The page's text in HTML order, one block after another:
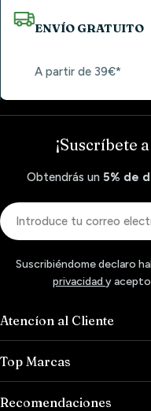
ENVÍO GRATUITO
A partir de 39€*
¡Suscríbete
Obtendrás un 5% de
Correo
electrónico
Suscribiéndome declaro
privacidad y
Atencíon al Cliente
Top Marcas
Recomendaciones